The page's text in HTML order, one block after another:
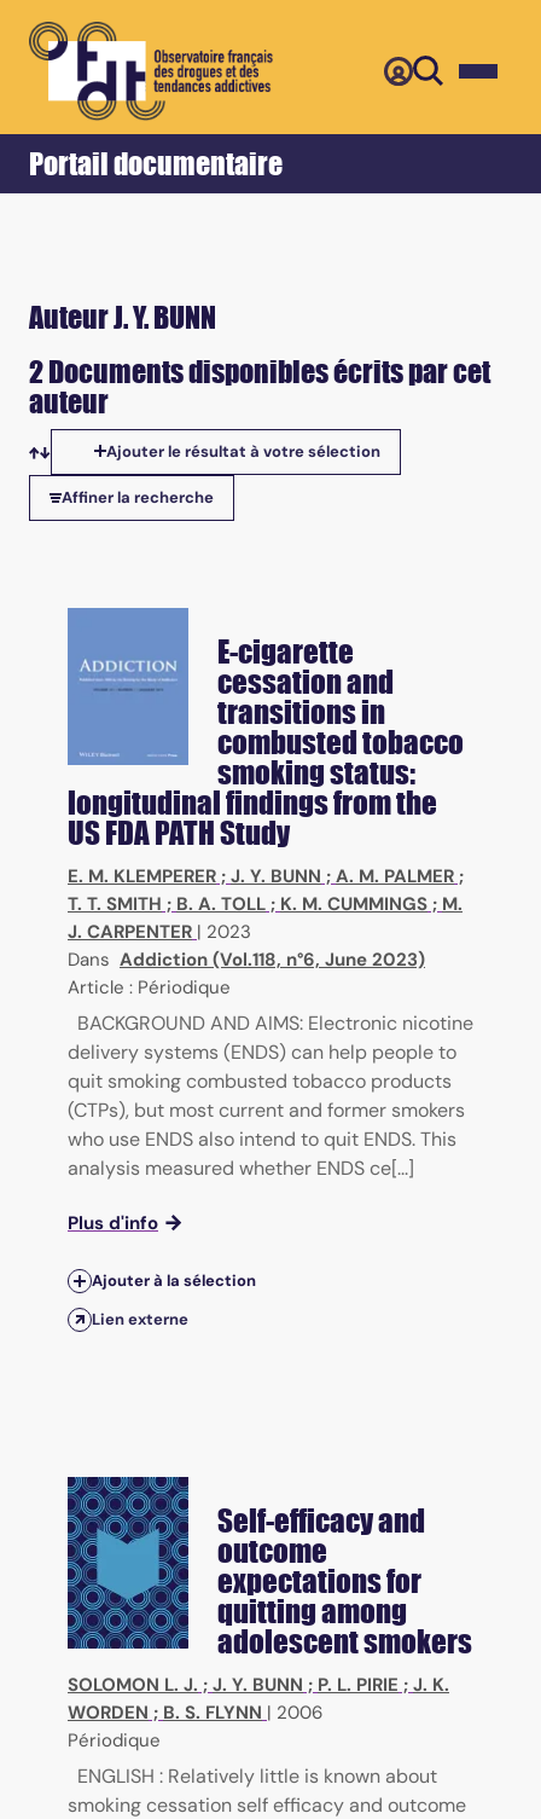
Portail documentaire
Accueil Retour
Auteur J. Y. BUNN
2 Documents disponibles écrits par cet
auteur
Tris disponibles
Ajouter le résultat à votre sélection
Affiner la recherche
E-cigarette
cessation and
transitions in
combusted tobacco
smoking status:
longitudinal findings from the
US FDA PATH Study
E. M. KLEMPERER ; J. Y. BUNN ; A. M. PALMER ;
T. T. SMITH ; B. A. TOLL ; K. M. CUMMINGS ; M.
J. CARPENTER | 2023
Dans Addiction (Vol.118, n°6, June 2023)
Article : Périodique
BACKGROUND AND AIMS: Electronic nicotine
delivery systems (ENDS) can help people to
quit smoking combusted tobacco products
(CTPs), but most current and former smokers
who use ENDS also intend to quit ENDS. This
analysis measured whether ENDS ce[...]
Plus d'info
Ajouter à la sélection
Lien externe
Self-efficacy and
outcome
expectations for
quitting among
adolescent smokers
SOLOMON L. J. ; J. Y. BUNN ; P. L. PIRIE ; J. K.
WORDEN ; B. S. FLYNN | 2006
Périodique
ENGLISH : Relatively little is known about
smoking cessation self efficacy and outcome